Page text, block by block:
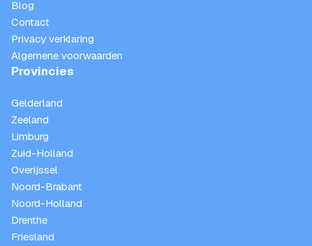
Blog
Contact
Privacy verklaring
Algemene voorwaarden
Provincies
Gelderland
Zeeland
Limburg
Zuid-Holland
Overijssel
Noord-Brabant
Noord-Holland
Drenthe
Friesland